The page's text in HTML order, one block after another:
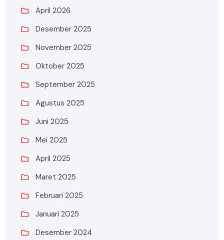
April 2026
Desember 2025
November 2025
Oktober 2025
September 2025
Agustus 2025
Juni 2025
Mei 2025
April 2025
Maret 2025
Februari 2025
Januari 2025
Desember 2024